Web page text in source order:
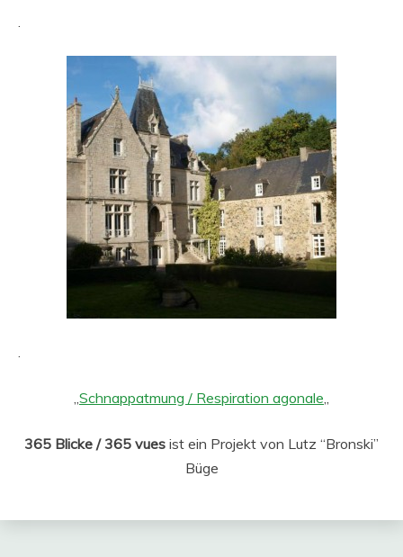
.
.
„Schnappatmung / Respiration agonale„
365 Blicke / 365 vues ist ein Projekt von Lutz “Bronski”
Büge